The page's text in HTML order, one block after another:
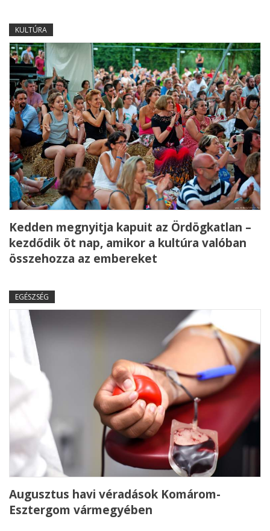
KULTÚRA
Kedden megnyitja kapuit az Ördögkatlan –
kezdődik öt nap, amikor a kultúra valóban
összehozza az embereket
EGÉSZSÉG
Augusztus havi véradások Komárom-
Esztergom vármegyében